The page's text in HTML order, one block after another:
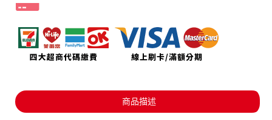
商品描述